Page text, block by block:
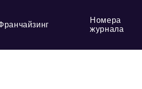
Номера
журнала